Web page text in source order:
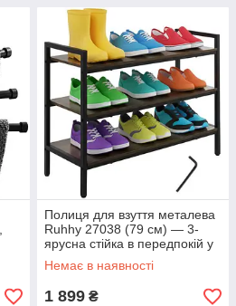
Полиця для взуття металева
Ruhhy 27038 (79 см) — 3-
ярусна стійка в передпокій у
стилі Лофт: Органайзер для
взуття (Чорна)
Немає в наявності
1 899 ₴